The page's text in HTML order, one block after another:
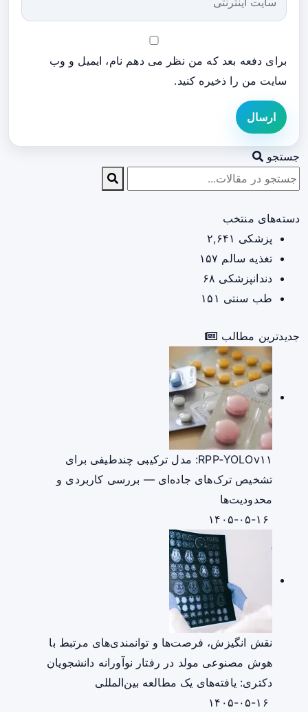
برای دفعه بعد که من نظر می دهم نام، ایمیل و وب
سایت من را ذخیره کنید.
ارسال
جستجو
دسته‌های منتخب
پزشکی ۲,۶۴۱
تغذیه سالم ۱۵۷
دندانپزشکی ۶۸
طب سنتی ۱۵۱
جدیدترین مطالب
RPP‑YOLOv۱۱: مدل ترکیبی چندطیفی برای
تشخیص ترک‌های جاده‌ای — بررسی کاربردی و
محدودیت‌ها
نقش انگیزش، فرصت‌ها و توانمندی‌های مرتبط با
هوش مصنوعی مولد در رفتار نوآورانه دانشجویان
دکتری: یافته‌های یک مطالعه بین‌المللی